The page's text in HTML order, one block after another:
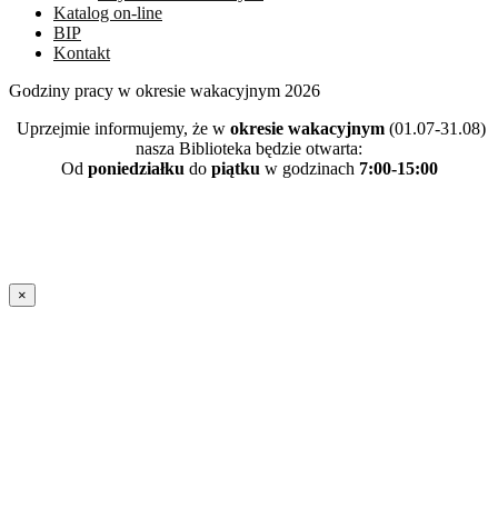
Katalog on-line
BIP
Kontakt
Godziny pracy w okresie wakacyjnym 2026
Uprzejmie informujemy, że w okresie wakacyjnym (01.07-31.08)
nasza Biblioteka będzie otwarta:
Od poniedziałku do piątku w godzinach 7:00-15:00
×